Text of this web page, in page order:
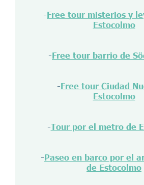
-Free tour misterios y
Estocolmo
-Free tour barrio de
-Free tour Ciudad
Estocolmo
-Tour por el metro de
-Paseo en barco por el
de Estocolmo